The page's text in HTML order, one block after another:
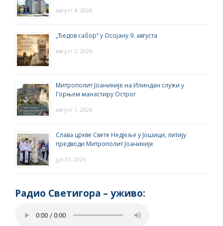
август 4, 2026
„Ђедов сабор“ у Осојану 9. августа
август 2, 2026
Митрополит Јоаникије на Илиндан служи у
Горњем манастиру Острог
август 1, 2026
Слава цркве Свете Недјеље у Јошици, литију
предводи Митрополит Јоаникије
јул 31, 2026
Радио Светигора – yживо: